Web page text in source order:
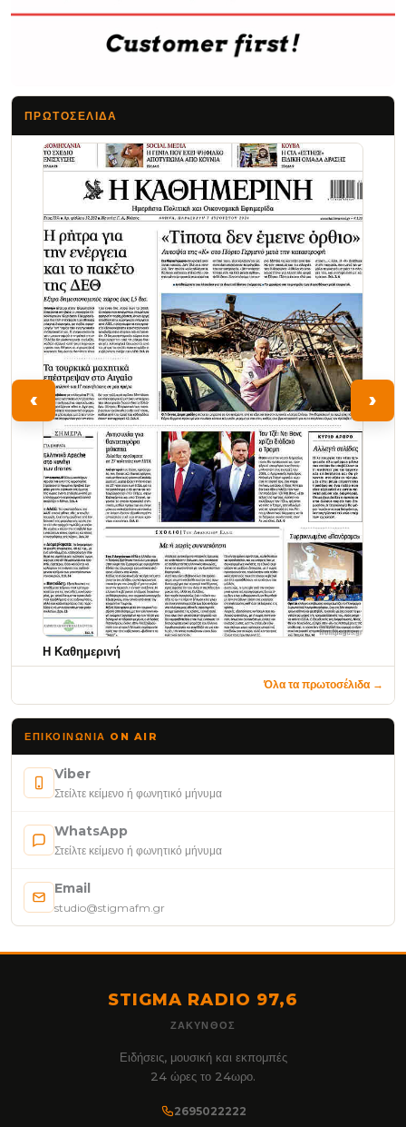
ΠΡΩΤΟΣΈΛΙΔΑ
‹
Η Καθημερινή
›
Όλα τα πρωτοσέλιδα →
ΕΠΙΚΟΙΝΩΝΊΑ ON AIR
Viber
Στείλτε κείμενο ή φωνητικό μήνυμα
WhatsApp
Στείλτε κείμενο ή φωνητικό μήνυμα
Email
studio@stigmafm.gr
STIGMA RADIO 97,6
ΖΆΚΥΝΘΟΣ
Ειδήσεις, μουσική και εκπομπές
24 ώρες το 24ωρο.
2695022222